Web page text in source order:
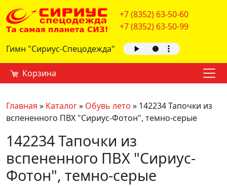
+7 (8352) 63-50-60
+7 (8352) 63-50-99
Гимн "Сириус-Спецодежда"
Корзина
Главная » Каталог» Обувь лето » 142234 Тапочки из
вспененного ПВХ "Сириус-Фотон", темно-серые
142234 Тапочки из
вспененного ПВХ "Сириус-
Фотон", темно-серые